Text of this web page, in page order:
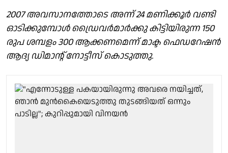
2007 അവസാനത്തോടെ അന്ന് 24 മണിക്കൂർ വണ്ടി
ഓടിക്കുമ്പോൾ ഡ്രൈവർമാർക്കു കിട്ടിയിരുന്ന 150
രുപ ശമ്പളം 300 ആക്കണമെന്ന് മാക്ട ഫെഡറേഷൻ
ആദ്യ ഡിമാന്റ് നോട്ടീസ് കൊടുത്തു.